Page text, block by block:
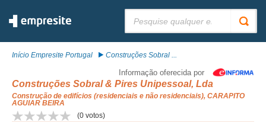
Início Empresite Portugal Construções Sobral ...
Informação oferecida por
Construções Sobral & Pires Unipessoal, Lda
Construção de edifícios (residenciais e não residenciais), CARAPITO
AGUIAR BEIRA
(0 votos)